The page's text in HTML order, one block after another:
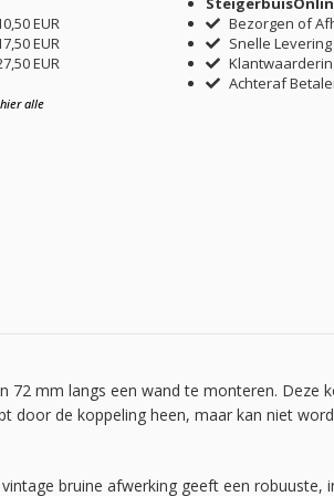
EUR
EUR
EUR
alle
Bezorgen of
Snelle Levering
Achteraf
72 mm langs een wand te monteren. Deze
door de koppeling heen, maar kan niet
bruine afwerking geeft een robuuste,